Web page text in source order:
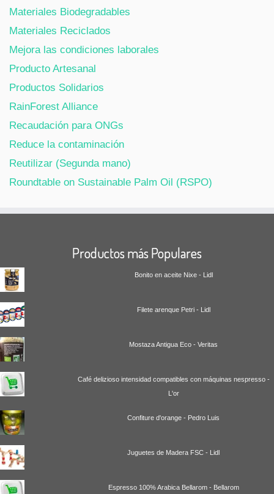
Materiales Biodegradables
Materiales Reciclados
Mejora las condiciones laborales
Producto Artesanal
Productos Solidarios
RainForest Alliance
Recaudación para ONGs
Reduce la contaminación
Reutilizar (Segunda mano)
Roundtable on Sustainable Palm Oil (RSPO)
Productos más Populares
Bonito en aceite Nixe - Lidl
Filete arenque Petri - Lidl
Mostaza Antigua Eco - Veritas
Café delizioso intensidad compatibles con máquinas nespresso -
L'or
Confiture d'orange - Pedro Luis
Juguetes de Madera FSC - Lidl
Espresso 100% Arabica Bellarom - Bellarom